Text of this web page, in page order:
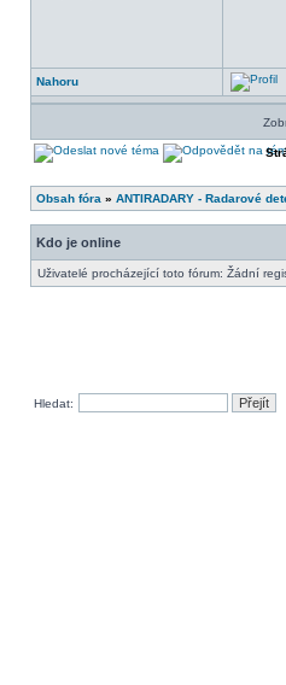
Nahoru
Obsah fóra » ANTIRADARY - Radarové
Kdo je online
Uživatelé procházející toto fórum: Žádní
Hledat: